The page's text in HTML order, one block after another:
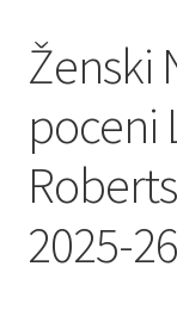
Ženski
poceni
2025-